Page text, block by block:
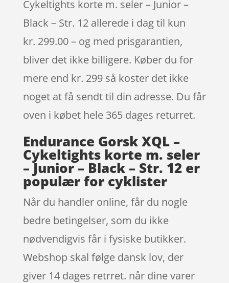
Cykeltights korte m. seler – Junior –
Black – Str. 12 allerede i dag til kun
kr. 299.00 – og med prisgarantien,
bliver det ikke billigere. Køber du for
mere end kr. 299 så koster det ikke
noget at få sendt til din adresse. Du får
oven i købet hele 365 dages returret.
Endurance Gorsk XQL –
Cykeltights korte m. seler
– Junior – Black – Str. 12 er
populær for cyklister
Når du handler online, får du nogle
bedre betingelser, som du ikke
nødvendigvis får i fysiske butikker.
Webshop skal følge dansk lov, der
giver 14 dages retrret. når dine varer